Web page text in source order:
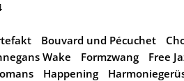
Bouvard und Pécuchet
Wake Formzwang
Free
Happening